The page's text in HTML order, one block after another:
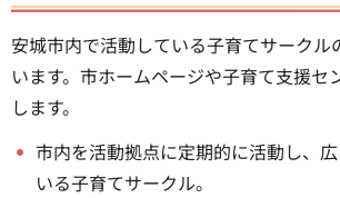
安城市内で活動している子育てサークル
います。市ホームページや子育て支援セ
します。
市内を活動拠点に定期的に活動し、
いる子育てサークル。